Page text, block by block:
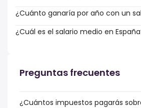
¿Cuánto ganaría por año con un
¿Cuál es el salario medio en
Preguntas frecuentes
¿Cuántos impuestos pagarás